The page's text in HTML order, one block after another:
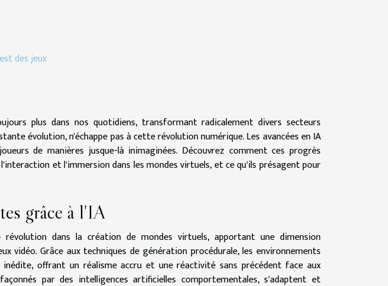
des jeux
plus dans nos quotidiens, transformant radicalement divers secteurs
évolution, n'échappe pas à cette révolution numérique. Les avancées en IA
de manières jusque-là inimaginées. Découvrez comment ces progrès
et l'immersion dans les mondes virtuels, et ce qu'ils présagent pour
grâce à l'IA
révolution dans la création de mondes virtuels, apportant une dimension
vidéo. Grâce aux techniques de génération procédurale, les environnements
inédite, offrant un réalisme accru et une réactivité sans précédent face aux
par des intelligences artificielles comportementales, s'adaptent et